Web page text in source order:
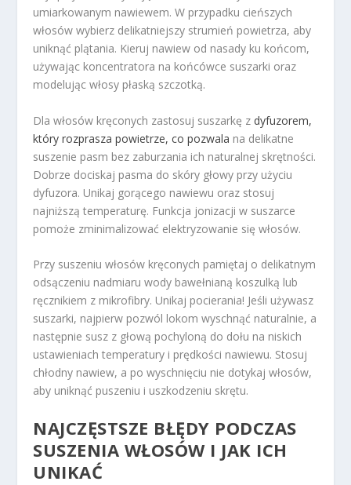
umiarkowanym nawiewem. W przypadku cieńszych
włosów wybierz delikatniejszy strumień powietrza, aby
uniknąć plątania. Kieruj nawiew od nasady ku końcom,
używając koncentratora na końcówce suszarki oraz
modelując włosy płaską szczotką.
Dla włosów kręconych zastosuj suszarkę z dyfuzorem,
który rozprasza powietrze, co pozwala na delikatne
suszenie pasm bez zaburzania ich naturalnej skrętności.
Dobrze dociskaj pasma do skóry głowy przy użyciu
dyfuzora. Unikaj gorącego nawiewu oraz stosuj
najniższą temperaturę. Funkcja jonizacji w suszarce
pomoże zminimalizować elektryzowanie się włosów.
Przy suszeniu włosów kręconych pamiętaj o delikatnym
odsączeniu nadmiaru wody bawełnianą koszulką lub
ręcznikiem z mikrofibry. Unikaj pocierania! Jeśli używasz
suszarki, najpierw pozwól lokom wyschnąć naturalnie, a
następnie susz z głową pochyloną do dołu na niskich
ustawieniach temperatury i prędkości nawiewu. Stosuj
chłodny nawiew, a po wyschnięciu nie dotykaj włosów,
aby uniknąć puszeniu i uszkodzeniu skrętu.
NAJCZĘSTSZE BŁĘDY PODCZAS
SUSZENIA WŁOSÓW I JAK ICH
UNIKAĆ